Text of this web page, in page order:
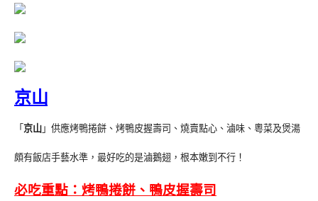
京山
「京山」供應烤鴨捲餅、烤鴨皮握壽司、燒賣點心、滷味、粵菜及煲湯
頗有飯店手藝水準，最好吃的是滷鵝翅，根本嫩到不行！
必吃重點：烤鴨捲餅、鴨皮握壽司